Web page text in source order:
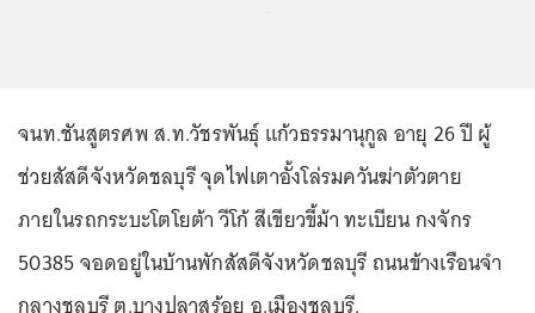
จนท.ชันสูตรศพ ส.ท.วัชรพันธุ์ แก้วธรรมานุกูล อายุ 26 ปี ผู้
ช่วยสัสดีจังหวัดชลบุรี จุดไฟเตาอั้งโล่รมควันฆ่าตัวตาย
ภายในรถกระบะโตโยต้า วีโก้ สีเขียวขี้ม้า ทะเบียน กงจักร
50385 จอดอยู่ในบ้านพักสัสดีจังหวัดชลบุรี ถนนข้างเรือนจำ
กลางชลบุรี ต.บางปลาสร้อย อ.เมืองชลบุรี.